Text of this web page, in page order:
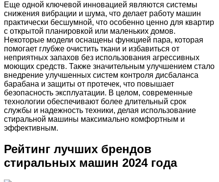
Еще одной ключевой инновацией являются системы
снижения вибрации и шума, что делает работу машин
практически бесшумной, что особенно ценно для квартир
с открытой планировкой или маленьких домов.
Некоторые модели оснащены функцией пара, которая
помогает глубже очистить ткани и избавиться от
неприятных запахов без использования агрессивных
моющих средств. Также значительным улучшением стало
внедрение улучшенных систем контроля дисбаланса
барабана и защиты от протечек, что повышает
безопасность эксплуатации. В целом, современные
технологии обеспечивают более длительный срок
службы и надежность техники, делая использование
стиральной машины максимально комфортным и
эффективным.
Рейтинг лучших брендов
стиральных машин 2024 года